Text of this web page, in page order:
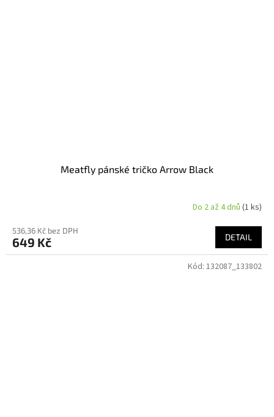
Meatfly pánské tričko Arrow Black
Do 2 až 4 dnů (1 ks)
536,36 Kč bez DPH
649 Kč DETAIL
Kód: 132087_133802